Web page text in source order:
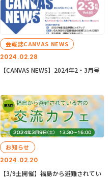
2024.02.28
会報誌CANVAS NEWS
【CANVAS NEWS】2024年2・3月号
2024.02.20
お知らせ
【3/9土開催】福島から避難されてい